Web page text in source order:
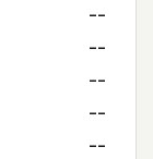
--
--
--
--
--